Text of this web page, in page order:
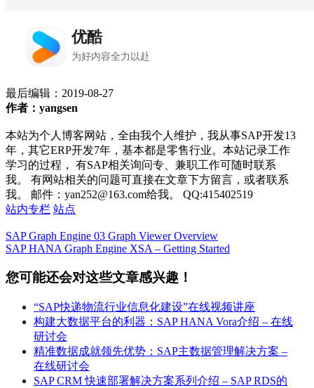
最后编辑： 2019-08-27
作者：yangsen
本站为个人博客网站，全由我个人维护，我从事SAP开发13
年，其它ERP开发7年，基本都是零售行业。本站记录工作
学习的过程， 有SAP相关询问专、兼职工作可随时联系
我。 有网站相关的问题可直接在文章下方留言，或者联系
我。 邮件：yan252@163.com给我。 QQ:415402519
站内专栏 站点
SAP Graph Engine 03 Graph Viewer Overview
SAP HANA Graph Engine XSA – Getting Started
您可能还会对这些文章感兴趣！
“SAP快递物流行业信息化建设”在线视频讲座
构建大数据平台的利器：SAP HANA Vora介绍 – 在线
研讨会
精准数据成就领先优势：SAP主数据管理解决方案 –
在线研讨会
SAP CRM 快速部署解决方案系列介绍 – SAP RDS的